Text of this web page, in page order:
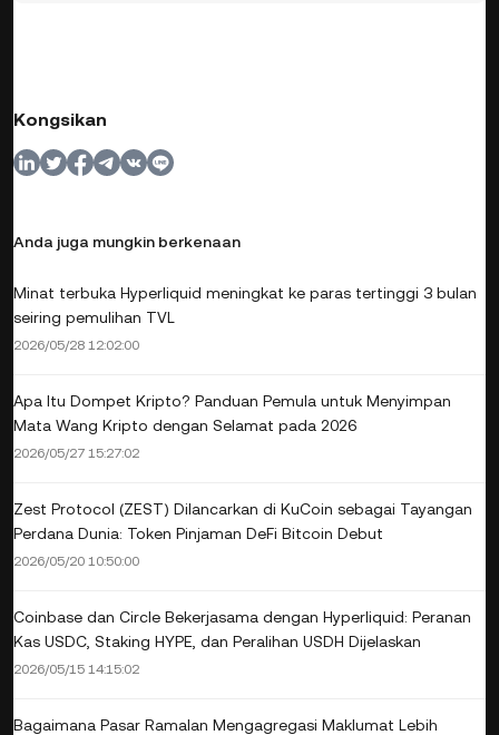
Kongsikan
Anda juga mungkin berkenaan
Minat terbuka Hyperliquid meningkat ke paras tertinggi 3 bulan
seiring pemulihan TVL
2026/05/28 12:02:00
Apa Itu Dompet Kripto? Panduan Pemula untuk Menyimpan
Mata Wang Kripto dengan Selamat pada 2026
2026/05/27 15:27:02
Zest Protocol (ZEST) Dilancarkan di KuCoin sebagai Tayangan
Perdana Dunia: Token Pinjaman DeFi Bitcoin Debut
2026/05/20 10:50:00
Coinbase dan Circle Bekerjasama dengan Hyperliquid: Peranan
Kas USDC, Staking HYPE, dan Peralihan USDH Dijelaskan
2026/05/15 14:15:02
Bagaimana Pasar Ramalan Mengagregasi Maklumat Lebih